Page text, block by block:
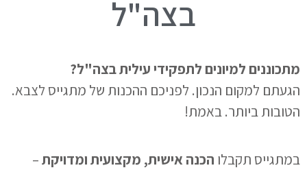
בצה"ל
מתכוננים למיונים לתפקידי עילית בצה"ל?
הגעתם למקום הנכון. לפניכם ההכנות של מתגייס לצבא.
הטובות ביותר. באמת!
במתגייס תקבלו הכנה אישית, מקצועית ומדויקת–